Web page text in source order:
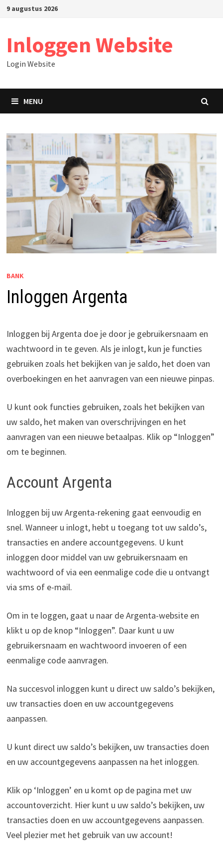
Skip9 augustus 2026
Inloggen Website
Login Website
MENU
BANK
Inloggen Argenta
Inloggen bij Argenta doe je door je gebruikersnaam en
wachtwoord in te geven. Als je inlogt, kun je functies
gebruiken zoals het bekijken van je saldo, het doen van
overboekingen en het aanvragen van een nieuwe pinpas.
U kunt ook functies gebruiken, zoals het bekijken van
uw saldo, het maken van overschrijvingen en het
aanvragen van een nieuwe betaalpas. Klik op “Inloggen”
om te beginnen.
Account Argenta
Inloggen bij uw Argenta-rekening gaat eenvoudig en
snel. Wanneer u inlogt, hebt u toegang tot uw saldo’s,
transacties en andere accountgegevens. U kunt
inloggen door middel van uw gebruikersnaam en
wachtwoord of via een eenmalige code die u ontvangt
via sms of e-mail.
Om in te loggen, gaat u naar de Argenta-website en
klikt u op de knop “Inloggen”. Daar kunt u uw
gebruikersnaam en wachtwoord invoeren of een
eenmalige code aanvragen.
Na succesvol inloggen kunt u direct uw saldo’s bekijken,
uw transacties doen en uw accountgegevens
aanpassen.
U kunt direct uw saldo’s bekijken, uw transacties doen
en uw accountgegevens aanpassen na het inloggen.
Klik op ‘Inloggen’ en u komt op de pagina met uw
accountoverzicht. Hier kunt u uw saldo’s bekijken, uw
transacties doen en uw accountgegevens aanpassen.
Veel plezier met het gebruik van uw account!